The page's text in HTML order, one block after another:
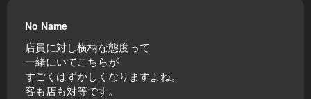
No Name
店員に対し横柄な態度って
一緒にいてこちらが
すごくはずかしくなりますよね。
客も店も対等です。